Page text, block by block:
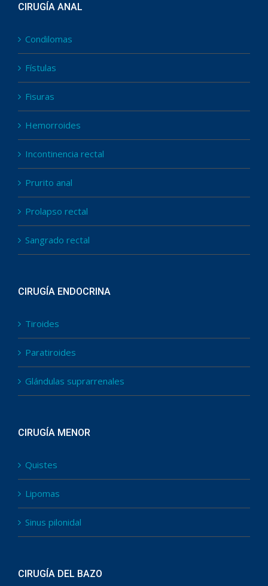
CIRUGÍA ANAL
Condilomas
Fístulas
Fisuras
Hemorroides
Incontinencia rectal
Prurito anal
Prolapso rectal
Sangrado rectal
CIRUGÍA ENDOCRINA
Tiroides
Paratiroides
Glándulas suprarrenales
CIRUGÍA MENOR
Quistes
Lipomas
Sinus pilonidal
CIRUGÍA DEL BAZO